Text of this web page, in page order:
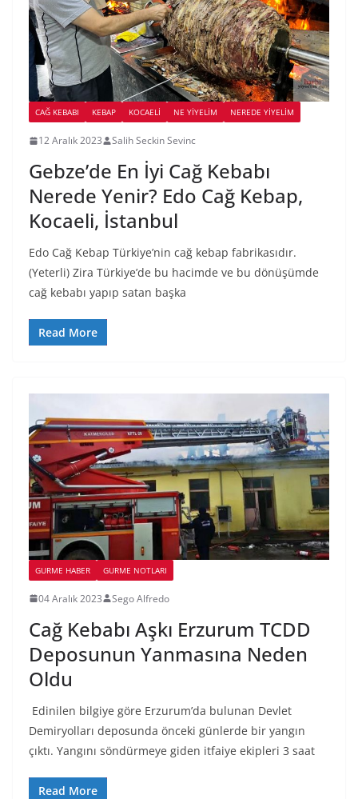
CAĞ KEBABI KEBAP KOCAELI NE YİYELİM NEREDE YİYELİM
12 Aralık 2023 Salih Seckin Sevinc
Gebze’de En İyi Cağ Kebabı
Nerede Yenir? Edo Cağ Kebap,
Kocaeli, İstanbul
Edo Cağ Kebap Türkiye’nin cağ kebap fabrikasıdır.
(Yeterli) Zira Türkiye’de bu hacimde ve bu dönüşümde
cağ kebabı yapıp satan başka
Read More
GURME HABER GURME NOTLARI
04 Aralık 2023 Sego Alfredo
Cağ Kebabı Aşkı Erzurum TCDD
Deposunun Yanmasına Neden
Oldu
Edinilen bilgiye göre Erzurum’da bulunan Devlet
Demiryolları deposunda önceki günlerde bir yangın
çıktı. Yangını söndürmeye giden itfaiye ekipleri 3 saat
Read More